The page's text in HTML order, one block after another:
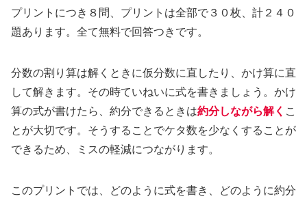
プリントにつき８問、プリントは全部で３０枚、計２４０
題あります。全て無料で回答つきです。
分数の割り算は解くときに仮分数に直したり、かけ算に直
して解きます。その時ていねいに式を書きましょう。かけ
算の式が書けたら、約分できるときは約分しながら解く こ
とが大切です。そうすることでケタ数を少なくすることが
できるため、ミスの軽減につながります。
このプリントでは、どのように式を書き、どのように約分